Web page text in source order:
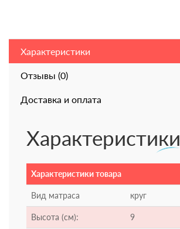
Характеристики
Отзывы (0)
Доставка и оплата
Характеристики
Характеристики товара
Вид матраса круг
Высота (см): 9